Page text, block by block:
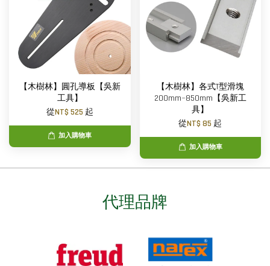
【木樹林】圓孔導板【吳新
工具】
從NT$ 525 起
加入購物車
【木樹林】各式T型滑塊
200mm~850mm【吳新工
具】
從NT$ 85 起
加入購物車
代理品牌